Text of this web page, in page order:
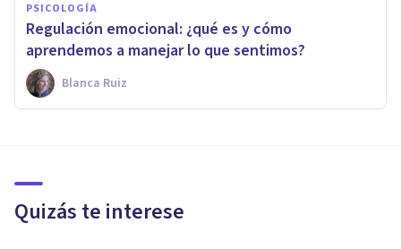
PSICOLOGÍA
Regulación emocional: ¿qué es y cómo
aprendemos a manejar lo que sentimos?
Blanca Ruiz
Quizás te interese